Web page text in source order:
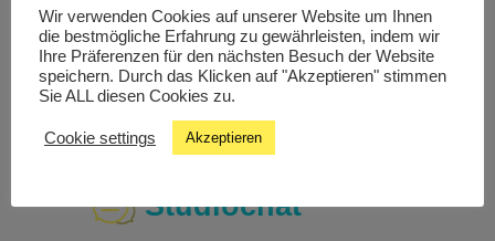
Livestream
Studiochat
Wir verwenden Cookies auf unserer Website um Ihnen
die bestmögliche Erfahrung zu gewährleisten, indem wir
Ihre Präferenzen für den nächsten Besuch der Website
speichern. Durch das Klicken auf "Akzeptieren" stimmen
Sie ALL diesen Cookies zu.
Cookie settings Akzeptieren